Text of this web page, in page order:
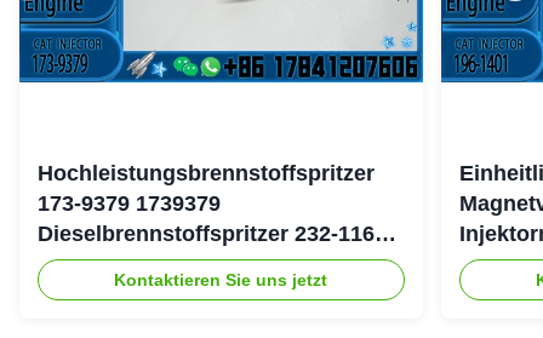
Hochleistungsbrennstoffspritzer
173-9379 1739379
Dieselbrennstoffspritzer 232-1167
2321167 für Caterpillar 3126 Motor
Kontaktieren Sie uns jetzt
4754